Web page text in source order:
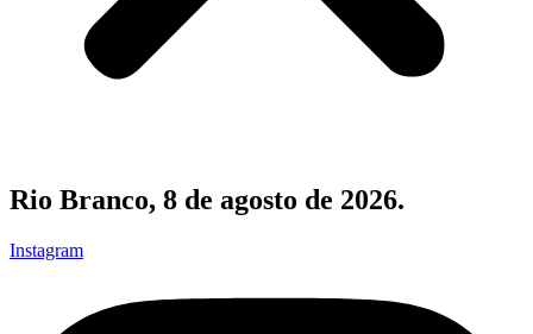
Rio Branco, 8 de agosto de 2026.
Instagram